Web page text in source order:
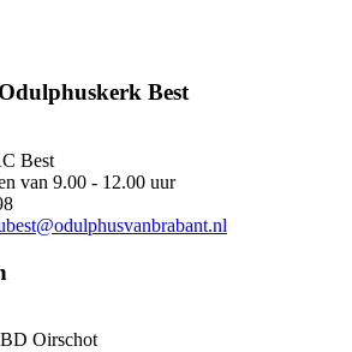
Best
Best
van 9.00 - 12.00 uur
Oirschot